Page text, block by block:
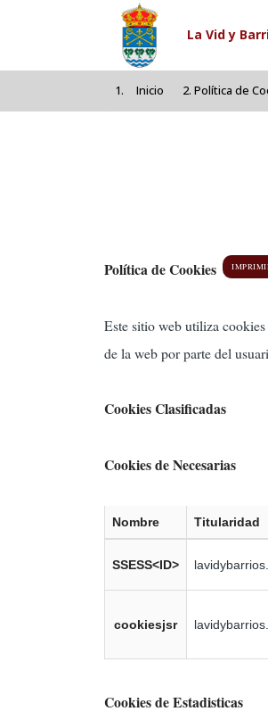
Pasar al contenido
La Vid y
Inicio Política de
Política de Cookies
Este sitio web utiliza
de la web por parte del
Cookies Clasificadas
Cookies de Necesarias
Nombre Titularidad
SSESS<ID>
cookiesjsr
Cookies de Estadisticas